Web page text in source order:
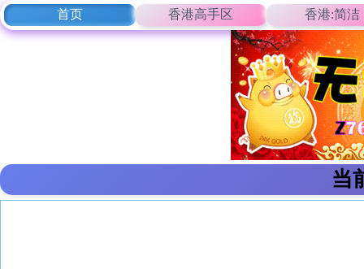
首页 香港高手区 香港:简洁
当